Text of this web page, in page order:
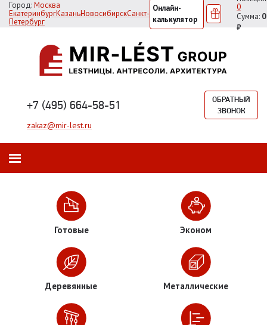
Город:Москва
ЕкатеринбургКазаньНовосибирскСанкт-
Петербург
Онлайн-
калькулятор
0
Сумма: 0
₽
+7 (495) 664-58-51
ОБРАТНЫЙ
ЗВОНОК
zakaz@mir-lest.ru
Готовые Эконом
Деревянные Металлические